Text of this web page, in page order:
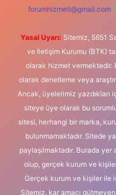
forumhizmeti@gmail.com
Yasal Uyarı: Sitemiz, 5651
ve İletişim Kurumu (BTK)
olarak hizmet vermektedir.
olarak denetleme veya
Ancak, üyelerimiz yazdıkları
siteye üye olarak bu
sitesi, herhangi bir marka,
bulunmamaktadır. Sitede
paylaşılmaktadır. Burada
olup, gerçek kurum ve
Gerçek kurum ve kişiler ile
Sitemiz, kar amacı